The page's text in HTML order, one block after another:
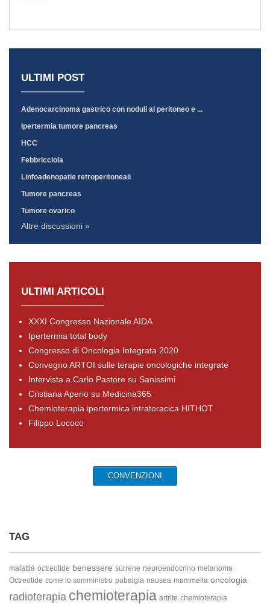
ULTIMI POST
Adenocarcinoma gastrico con noduli al peritoneo e ...
Ipertermia tumore pancreas
HCC
Febbricciola
Linfoadenopatie retroperitoneali
Tumore pancreas
Tumore ovarico
Altre discussioni »
ULTIMI ARTICOLI
XXXI Congresso Nazionale AIDA
Ipertermia total body
Congresso di Oncologia Integrata 2020
Convegno ARTOI sulle terapie oncologiche integrate
Intervista a Carlo Pastore su Sanissimi
Cristiana Aperio su Medicina365
Chemioterapia ipertermica intratoracica HITHOT
Filippo Lococo
CONVENZIONI
TAG
malattia octreotide benessere surrene neuroendocrino melanoma
Octreotide come lo somministro pubalgia nausea mammella oncologia
radioterapia chemioterapia artrite chemioterapia